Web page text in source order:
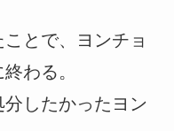
とで、ヨンチョ
わる。
したかったヨン